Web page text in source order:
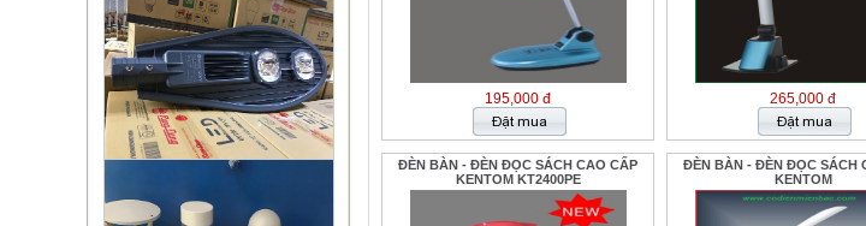
195,000 đ 265,000 đ
ĐÈN BÀN - ĐÈN ĐỌC SÁCH CAO CẤP
KENTOM KT2400PE
ĐÈN BÀN - ĐÈN ĐỌC SÁCH
KENTOM